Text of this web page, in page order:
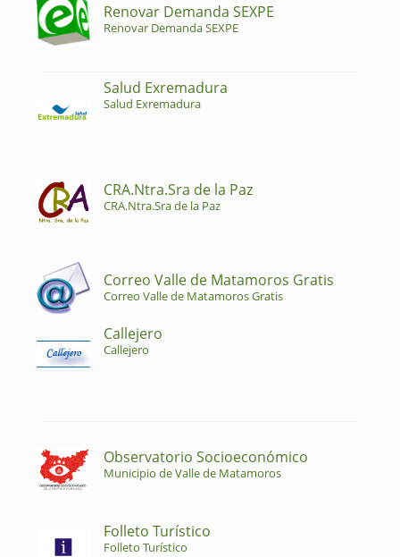
Renovar Demanda SEXPE
Renovar Demanda SEXPE
Salud Exremadura
Salud Exremadura
CRA.Ntra.Sra de la Paz
CRA.Ntra.Sra de la Paz
Correo Valle de Matamoros Gratis
Correo Valle de Matamoros Gratis
Callejero
Callejero
Observatorio Socioeconómico
Municipio de Valle de Matamoros
Folleto Turístico
Folleto Turístico